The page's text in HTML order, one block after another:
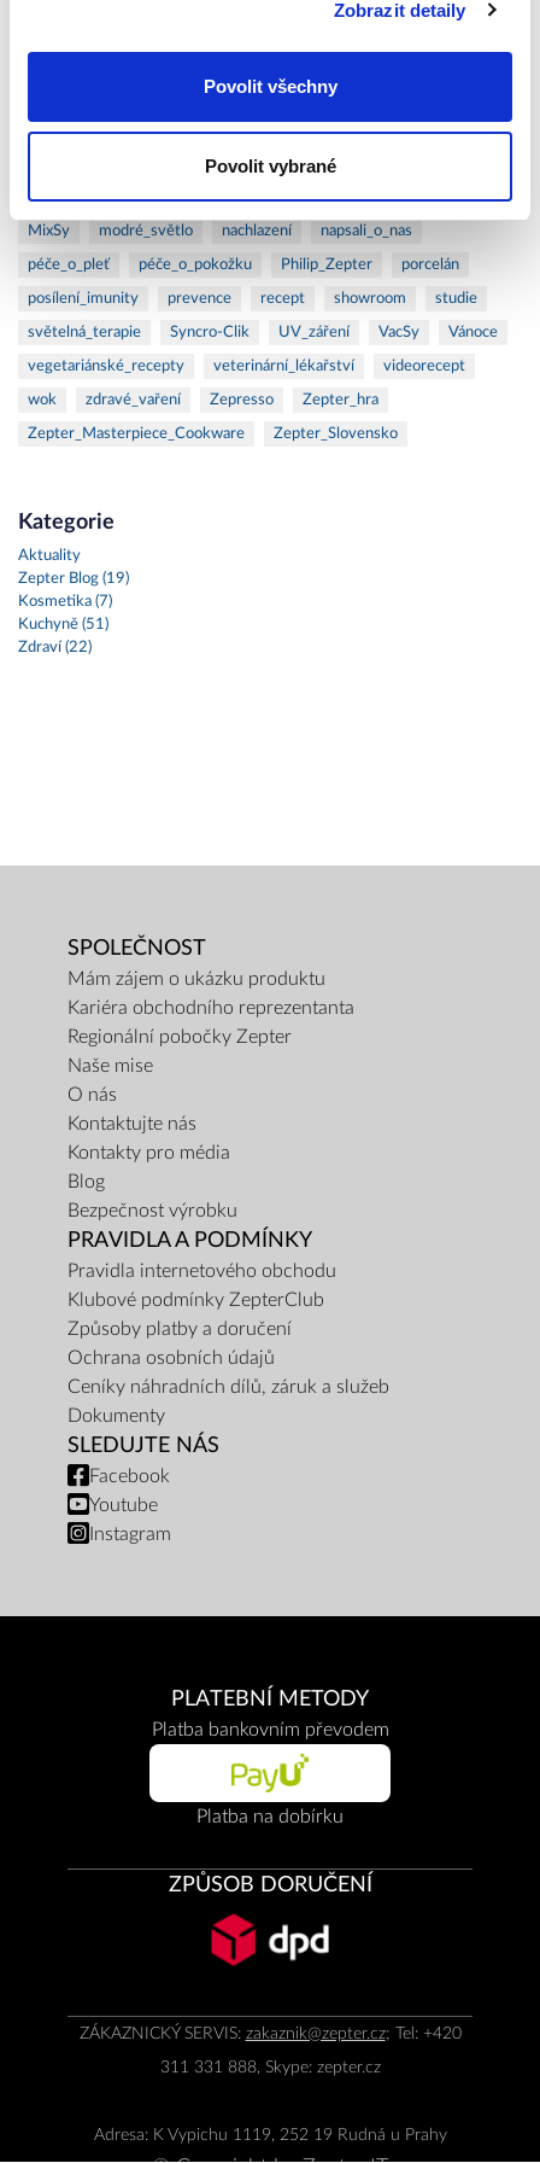
Zobrazit detaily
Povolit všechny
Povolit vybrané
alergie antiaging Artmix_Pro barevné_filtry Bioptron
Felix_Solingen filtrace_vody
Hyperlight_Eyewear Hyperlight_Optics ionizátor léčba
MixSy modré_světlo nachlazení napsali_o_nas
péče_o_pleť péče_o_pokožku Philip_Zepter porcelán
posílení_imunity prevence recept showroom studie
světelná_terapie Syncro-Clik UV_záření VacSy Vánoce
vegetariánské_recepty veterinární_lékařství videorecept
wok zdravé_vaření Zepresso Zepter_hra
Zepter_Masterpiece_Cookware Zepter_Slovensko
Kategorie
Aktuality
Zepter Blog (19)
Kosmetika (7)
Kuchyně (51)
Zdraví (22)
SPOLEČNOST
Mám zájem o ukázku produktu
Kariéra obchodního reprezentanta
Regionální pobočky Zepter
Naše mise
O nás
Kontaktujte nás
Kontakty pro média
Blog
Bezpečnost výrobku
PRAVIDLA A PODMÍNKY
Pravidla internetového obchodu
Klubové podmínky ZepterClub
Způsoby platby a doručení
Ochrana osobních údajů
Ceníky náhradních dílů, záruk a služeb
Dokumenty
SLEDUJTE NÁS
Facebook
Youtube
Instagram
PLATEBNÍ METODY
Platba bankovním převodem
Platba na dobírku
ZPŮSOB DORUČENÍ
ZÁKAZNICKÝ SERVIS: zakaznik@zepter.cz; Tel: +420
311 331 888, Skype: zepter.cz
Adresa: K Vypichu 1119, 252 19 Rudná u Prahy